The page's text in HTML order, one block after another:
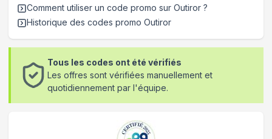
Comment utiliser un code promo sur Outiror ?
Historique des codes promo Outiror
Tous les codes ont été vérifiés
Les offres sont vérifiées manuellement et
quotidiennement par l'équipe.